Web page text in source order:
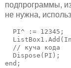
подпрограммы,
не нужна,
  PI^ := 12345;
  // куча кода
  Dispose(PI);
end;